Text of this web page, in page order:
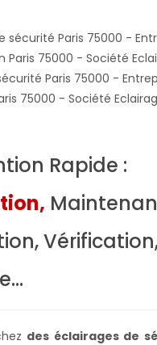
Paris 75000 -
75000 - Société
Rapide :
des éclairages de